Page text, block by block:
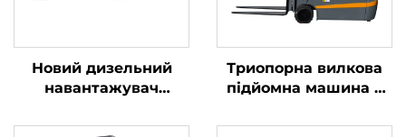
Новий дизельний
навантажувач
4 тонни з
Триопорна вилкова
підйомна машина з
вагою 1,0 тонни,